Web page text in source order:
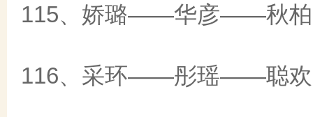
115、娇璐——华彦——秋柏
116、采环——彤瑶——聪欢